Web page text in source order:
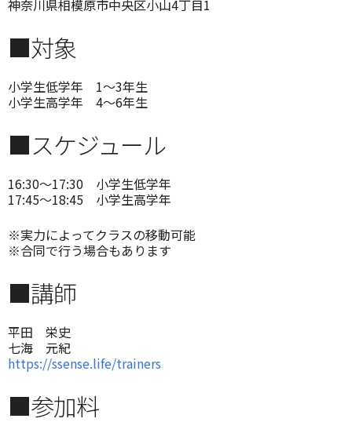
神奈川県相模原市中央区小山4丁目1
■対象
小学生低学年 1～3年生
小学生高学年 4～6年生
■スケジュール
16:30～17:30 小学生低学年
17:45～18:45 小学生高学年
※実力によってクラスの移動可能
※合同で行う場合もあります
■講師
平田 栄史
七海 元紀
https://ssense.life/trainers
■参加料